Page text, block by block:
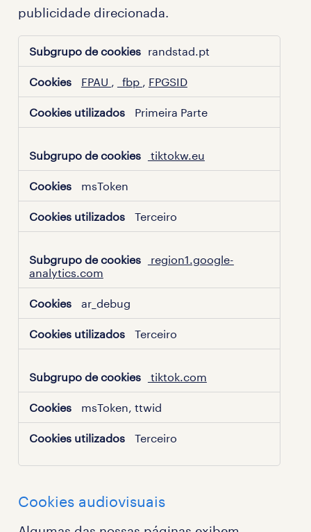
publicidade direcionada.
Cookies
de
publicidade
randstad.pt
FPAU _fbp FPGSID
Primeira Parte
tiktokw.eu
msToken
Terceiro
region1.google-
analytics.com
ar_debug
Terceiro
tiktok.com
msToken, ttwid
Terceiro
Cookies audiovisuais